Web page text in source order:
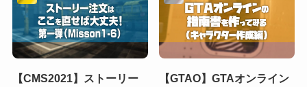
【CMS2021】ストーリー
【GTAO】GTAオンライン